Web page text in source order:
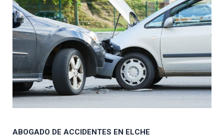
ABOGADO DE ACCIDENTES EN ELCHE